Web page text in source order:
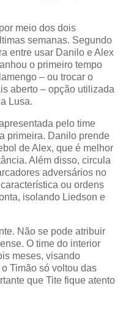
meio dos dois
semanas. Segundo
entre usar Danilo e Alex
o primeiro tempo
– ou trocar o
aberto – opção utilizada
Lusa.
pelo time
primeira. Danilo prende
de Alex, que é melhor
Além disso, circula
adversários no
ou ordens
isolando Liedson e
Não se pode atribuir
O time do interior
meses, visando
Timão só voltou das
que Tite fique atento